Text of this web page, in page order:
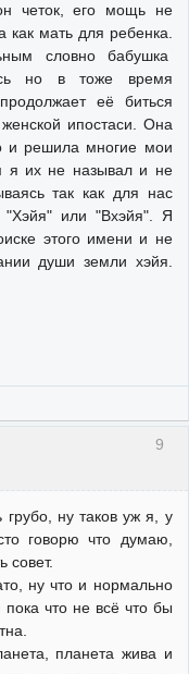
четок, его мощь не
как мать для ребенка.
словно бабушка
но в тоже время
её биться
ипостаси. Она
и решила многие мои
я их не называл и не
так как для нас
или "Вхэйя". Я
этого имени и не
души земли хэйя.
9
ну таков уж я, у
говорю что думаю,
совет.
ну что и нормально
что не всё что бы
планета жива и